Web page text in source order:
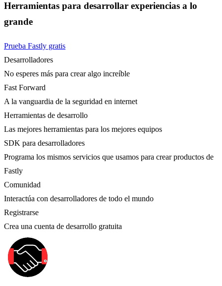
Herramientas para desarrollar experiencias a lo
grande
Prueba Fastly gratis
Desarrolladores
No esperes más para crear algo increíble
Fast Forward
A la vanguardia de la seguridad en internet
Herramientas de desarrollo
Las mejores herramientas para los mejores equipos
SDK para desarrolladores
Programa los mismos servicios que usamos para crear productos de
Fastly
Comunidad
Interactúa con desarrolladores de todo el mundo
Registrarse
Crea una cuenta de desarrollo gratuita